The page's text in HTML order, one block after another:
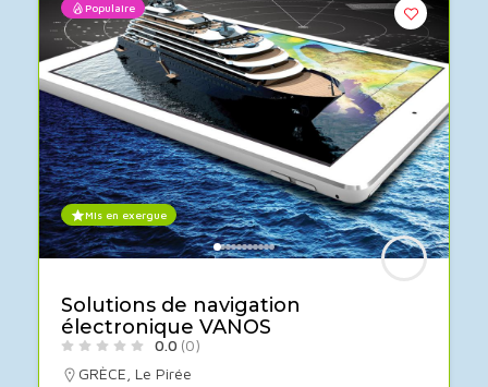
Populaire
Mis en exergue
Solutions de navigation
électronique VANOS
0.0 (0)
GRÈCE Le Pirée